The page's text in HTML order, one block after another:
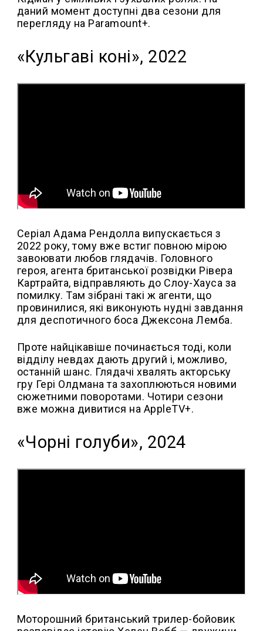
даний момент доступні два сезони для
перегляду на Paramount+.
«Кульгаві коні», 2022
Серіал Адама Рендолла випускається з
2022 року, тому вже встиг повною мірою
завоювати любов глядачів. Головного
героя, агента британської розвідки Рівера
Картрайта, відправляють до Слоу-Хауса за
помилку. Там зібрані такі ж агенти, що
провинилися, які виконують нудні завдання
для деспотичного боса Джексона Лемба.
Проте найцікавіше починається тоді, коли
відділу невдах дають другий і, можливо,
останній шанс. Глядачі хвалять акторську
гру Гері Олдмана та захоплюються новими
сюжетними поворотами. Чотири сезони
вже можна дивитися на AppleTV+.
«Чорні голуби», 2024
Моторошний британський трилер-бойовик